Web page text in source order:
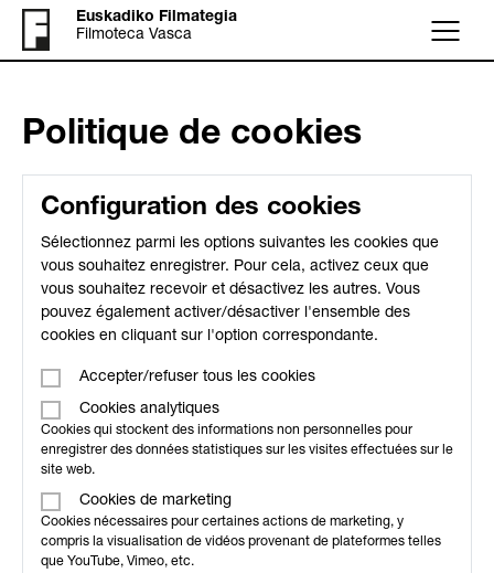
Euskadiko Filmategia
Filmoteca Vasca
Menu
Politique de cookies
Configuration des cookies
Sélectionnez parmi les options suivantes les cookies que
vous souhaitez enregistrer. Pour cela, activez ceux que
vous souhaitez recevoir et désactivez les autres. Vous
pouvez également activer/désactiver l'ensemble des
cookies en cliquant sur l'option correspondante.
Accepter/refuser tous les cookies
Cookies analytiques
Cookies qui stockent des informations non personnelles pour
enregistrer des données statistiques sur les visites effectuées sur le
site web.
Cookies de marketing
Cookies nécessaires pour certaines actions de marketing, y
compris la visualisation de vidéos provenant de plateformes telles
que YouTube, Vimeo, etc.